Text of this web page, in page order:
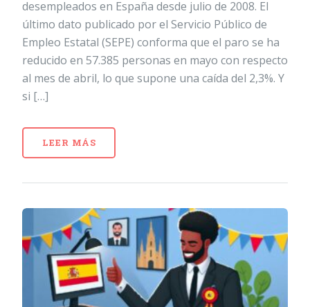
desempleados en España desde julio de 2008. El
último dato publicado por el Servicio Público de
Empleo Estatal (SEPE) conforma que el paro se ha
reducido en 57.385 personas en mayo con respecto
al mes de abril, lo que supone una caída del 2,3%. Y
si […]
LEER MÁS